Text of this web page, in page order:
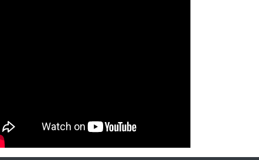
NYXmag 2. Yaş Kutlama Etkinliği